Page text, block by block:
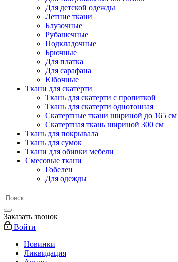
Для детской одежды
Летние ткани
Блузочные
Рубашечные
Подкладочные
Брючные
Для платка
Для сарафана
Юбочные
Ткани для скатерти
Ткань для скатерти с пропиткой
Ткань для скатерти однотонная
Скатертные ткани шириной до 165 см
Скатертная ткань шириной 300 см
Ткань для покрывала
Ткань для сумок
Ткани для обивки мебели
Смесовые ткани
Гобелен
Для одежды
Заказать звонок
Войти
Новинки
Ликвидация